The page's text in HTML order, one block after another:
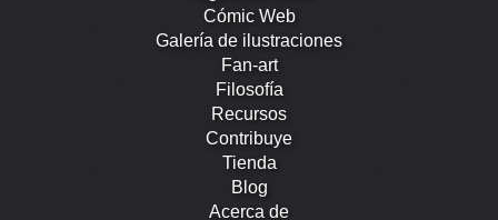
Cómic Web
Galería de ilustraciones
Fan-art
Filosofía
Recursos
Contribuye
Tienda
Blog
Acerca de